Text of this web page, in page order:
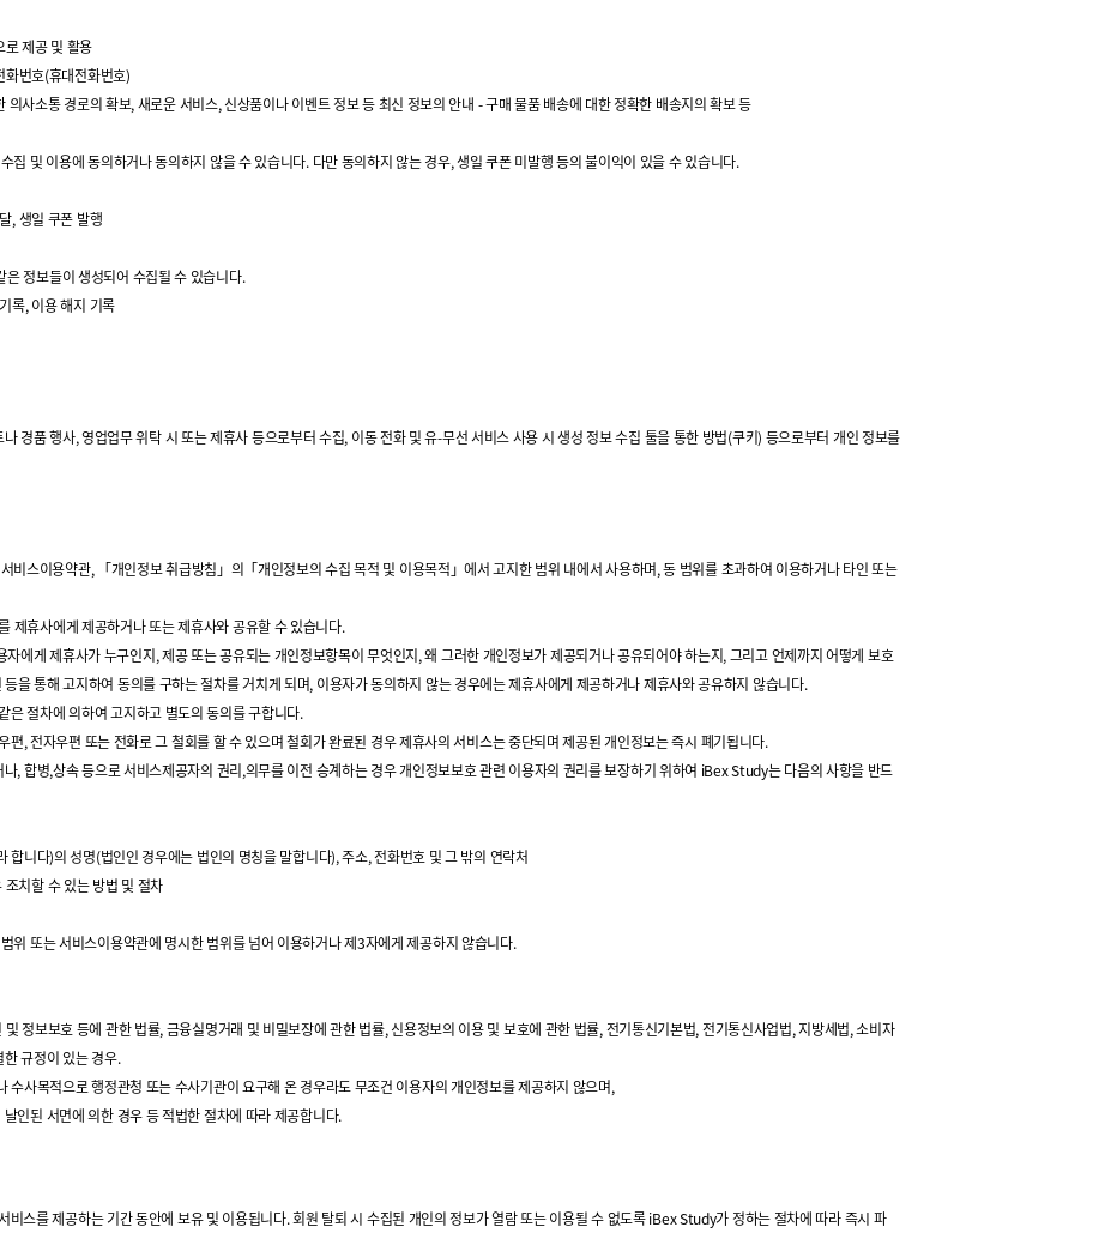
로 제공 및 활용
화번호(휴대전화번호)
사소통 경로의 확보, 새로운 서비스, 신상품이나 이벤트 정보 등 최신 정보의 안내 - 구매 물품 배송에 대한 정확한 배송지의 확보 등
집 및 이용에 동의하거나 동의하지 않을 수 있습니다. 다만 동의하지 않는 경우, 생일 쿠폰 미발행 등의 불이익이 있을 수 있습니다.
, 생일 쿠폰 발행
정보들이 생성되어 수집될 수 있습니다.
록, 이용 해지 기록
경품 행사, 영업업무 위탁 시 또는 제휴사 등으로부터 수집, 이동 전화 및 유-무선 서비스 사용 시 생성 정보 수집 툴을 통한 방법(쿠키) 등으로부터 개인 정보를
비스이용약관, 「개인정보 취급방침」의「개인정보의 수집 목적 및 이용목적」에서 고지한 범위 내에서 사용하며, 동 범위를 초과하여 이용하거나 타인 또는
제휴사에게 제공하거나 또는 제휴사와 공유할 수 있습니다.
에게 제휴사가 누구인지, 제공 또는 공유되는 개인정보항목이 무엇인지, 왜 그러한 개인정보가 제공되거나 공유되어야 하는지, 그리고 언제까지 어떻게 보호
을 통해 고지하여 동의를 구하는 절차를 거치게 되며, 이용자가 동의하지 않는 경우에는 제휴사에게 제공하거나 제휴사와 공유하지 않습니다.
은 절차에 의하여 고지하고 별도의 동의를 구합니다.
, 전자우편 또는 전화로 그 철회를 할 수 있으며 철회가 완료된 경우 제휴사의 서비스는 중단되며 제공된 개인정보는 즉시 폐기됩니다.
, 합병,상속 등으로 서비스제공자의 권리,의무를 이전 승계하는 경우 개인정보보호 관련 이용자의 권리를 보장하기 위하여 iBex Study는 다음의 사항을 반드
합니다)의 성명(법인인 경우에는 법인의 명칭을 말합니다), 주소, 전화번호 및 그 밖의 연락처
치할 수 있는 방법 및 절차
위 또는 서비스이용약관에 명시한 범위를 넘어 이용하거나 제3자에게 제공하지 않습니다.
정보보호 등에 관한 법률, 금융실명거래 및 비밀보장에 관한 법률, 신용정보의 이용 및 보호에 관한 법률, 전기통신기본법, 전기통신사업법, 지방세법, 소비자
규정이 있는 경우.
수사목적으로 행정관청 또는 수사기관이 요구해 온 경우라도 무조건 이용자의 개인정보를 제공하지 않으며,
인된 서면에 의한 경우 등 적법한 절차에 따라 제공합니다.
스를 제공하는 기간 동안에 보유 및 이용됩니다. 회원 탈퇴 시 수집된 개인의 정보가 열람 또는 이용될 수 없도록 iBex Study가 정하는 절차에 따라 즉시 파